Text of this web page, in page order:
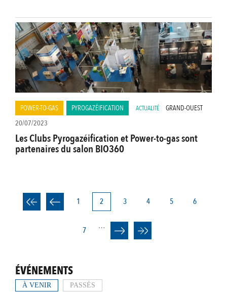
POWER-TO-GAS PYROGAZÉIFICATION ACTUALITÉ
GRAND-OUEST
20/07/2023
Les Clubs Pyrogazéification et Power-to-gas sont
partenaires du salon BIO360
PAGINATION Page
1
Page
courante
2 Page
3 Page
4 Page
5 Page
6
Page
7 …
ÉVÉNEMENTS
À VENIR PASSÉS